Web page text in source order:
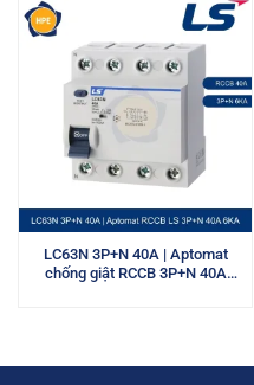
LC63N 3P+N 40A | Aptomat
chống giật RCCB 3P+N 40A